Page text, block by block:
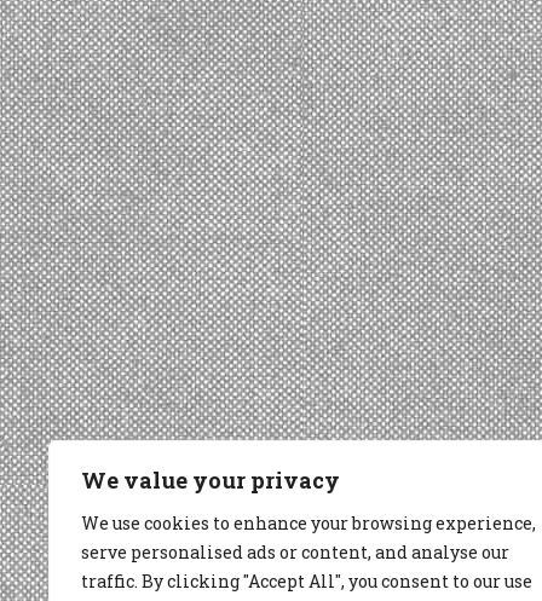
We value your privacy
We use cookies to enhance your browsing experience,
serve personalised ads or content, and analyse our
traffic. By clicking "Accept All", you consent to our use